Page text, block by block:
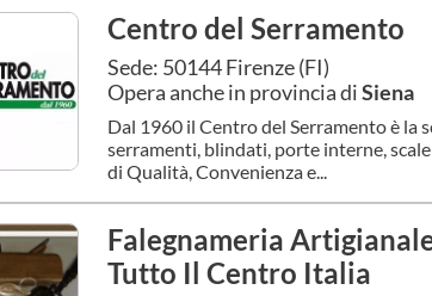
Centro del Serramento
Sede: 50144 Firenze (FI)
Opera anche in provincia diSiena
Dal 1960 il Centro del Serramento è la
serramenti, blindati, porte interne,
di Qualità, Convenienza e...
Falegnameria
Tutto Il Centro Italia